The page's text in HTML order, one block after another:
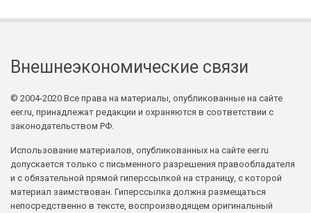
Внешнеэкономические связи
© 2004-2020 Все права на материалы, опубликованные на сайте
eer.ru, принадлежат редакции и охраняются в соответствии с
законодательством РФ.
Использование материалов, опубликованных на сайте eer.ru
допускается только с письменного разрешения правообладателя
и с обязательной прямой гиперссылкой на страницу, с которой
материал заимствован. Гиперссылка должна размещаться
непосредственно в тексте, воспроизводящем оригинальный